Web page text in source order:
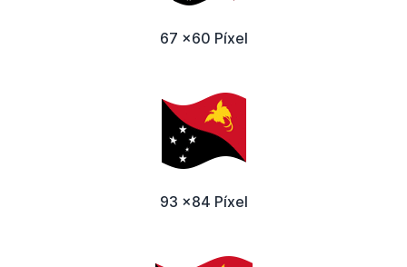
67 x60 Píxel
93 x84 Píxel